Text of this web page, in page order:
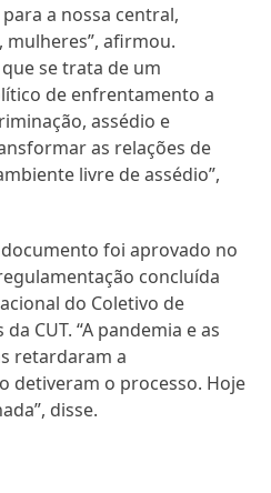
a nossa central,
mulheres”, afirmou.
se trata de um
de enfrentamento a
assédio e
as relações de
livre de assédio”,
foi aprovado no
concluída
do Coletivo de
CUT. “A pandemia e as
retardaram a
detiveram o processo. Hoje
disse.